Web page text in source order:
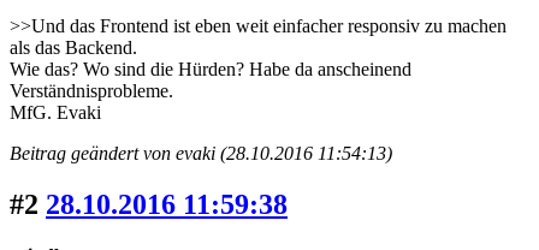
>>Und das Frontend ist eben weit einfacher responsiv zu machen
als das Backend.
Wie das? Wo sind die Hürden? Habe da anscheinend
Verständnisprobleme.
MfG. Evaki
Beitrag geändert von evaki (28.10.2016 11:54:13)
#2 28.10.2016 11:59:38